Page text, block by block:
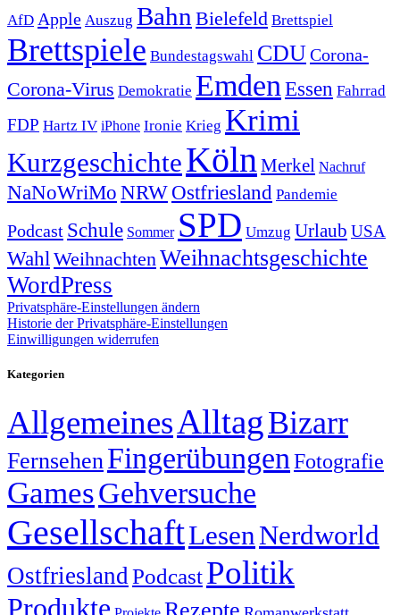
AfD Apple Auszug Bahn Bielefeld Brettspiel
Brettspiele Bundestagswahl CDUCorona-
Corona-Virus Demokratie Emden Essen Fahrrad
FDP Hartz IV iPhone Ironie Krieg Krimi
KurzgeschichteKöln Merkel Nachruf
NaNoWriMo NRWOstfriesland Pandemie
Podcast Schule Sommer SPD Umzug Urlaub USA
Wahl Weihnachten Weihnachtsgeschichte
WordPress
Privatsphäre-Einstellungen ändern
Historie der Privatsphäre-Einstellungen
Einwilligungen widerrufen
Kategorien
AllgemeinesAlltagBizarr
FernsehenFingerübungen Fotografie
GamesGehversuche
GesellschaftLesenNerdworld
OstfrieslandPodcastPolitik
Produkte